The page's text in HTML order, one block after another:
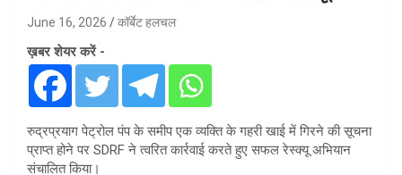
June 16, 2026 कॉर्बेट हलचल
ख़बर शेयर करें -
रुद्रप्रयाग पेट्रोल पंप के समीप एक व्यक्ति के गहरी खाई में गिरने की सूचना
प्राप्त होने पर SDRF ने त्वरित कार्रवाई करते हुए सफल रेस्क्यू अभियान
संचालित किया।